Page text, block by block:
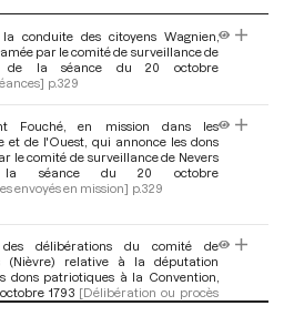
conduite des citoyens Wagnien,
par le comité de surveillance de
de la séance du 20 octobre
p.329
Fouché, en mission dans les
et de l'Ouest, qui annonce les dons
le comité de surveillance de Nevers
séance du 20 octobre
envoyés en mission] p.329
délibérations du comité de
(Nièvre) relative à la députation
dons patriotiques à la Convention,
1793 [Délibération ou procès